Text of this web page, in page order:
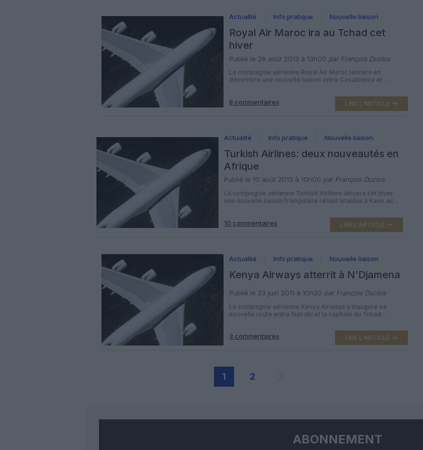
Actualité Info pratique Nouvelle liaison
Royal Air Maroc ira au Tchad cet
hiver
Publié le 28 août 2013 à 13h00 par François Duclos
La compagnie aérienne Royal Air Maroc lancera en
décembre une nouvelle liaison entre Casablanca et
décembre 2013, la compagnie nationale marocaine
proposera trois vols par semaine entre sa base et
l’aéroport de la capitale tchadienne, opérés en Boeing
8 commentaires LIRE L'ARTICLE
Actualité Info pratique Nouvelle liaison
Turkish Airlines: deux nouveautés en
Afrique
Publié le 10 août 2013 à 10h00 par François Duclos
La compagnie aérienne Turkish Airlines lancera cet hiver
une nouvelle liaison triangulaire reliant Istanbul à Kano au
2013, la compagnie nationale de Turquie proposera quatre
vols par semaine sur cette route, opérés en Boeing 737-
800 pouvant accueillir 20 passagers en Premium et 145 en
10 commentaires LIRE L'ARTICLE
Actualité Info pratique Nouvelle liaison
Kenya Airways atterrit à N’Djamena
Publié le 23 juin 2011 à 10h30 par François Duclos
La compagnie aérienne Kenya Airways a inauguré sa
nouvelle route entre Nairobi et la capitale du Tchad
compagnie nationale kenyane relie désormais les deux
pays à raison de deux vols hebdomadaires, via une escale
technique à Cotonou au Bénin. La liaison est assurée à bord
3 commentaires LIRE L'ARTICLE
1 2
ABONNEMENT